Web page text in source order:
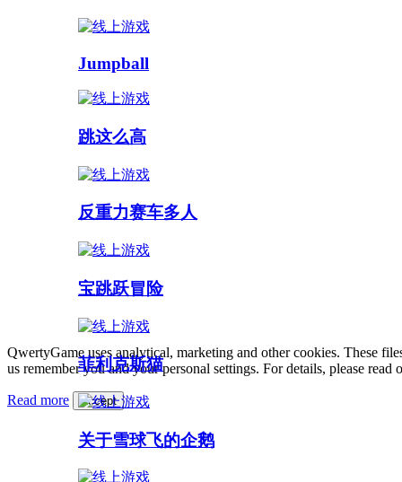
Jumpball
跳这么高
反重力赛车多人
宝跳跃冒险
菲利克斯猫
关于雪球飞的企鹅
QwertyGame uses analytical, marketing and other cookies. These
us remember you and your personal settings. For details, please read
Read more Accept